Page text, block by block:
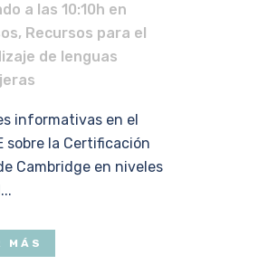
a las 10:10h en
, Recursos para el
de lenguas
informativas en el
sobre la Certificación
Cambridge en niveles
MÁS